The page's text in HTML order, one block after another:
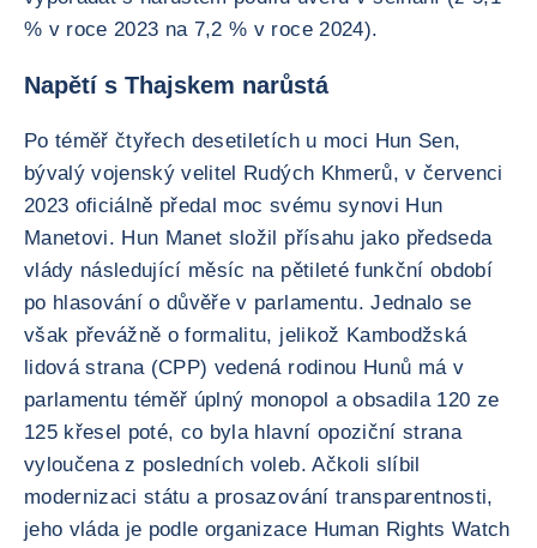
% v roce 2023 na 7,2 % v roce 2024).
Napětí s Thajskem narůstá
Po téměř čtyřech desetiletích u moci Hun Sen,
bývalý vojenský velitel Rudých Khmerů, v červenci
2023 oficiálně předal moc svému synovi Hun
Manetovi. Hun Manet složil přísahu jako předseda
vlády následující měsíc na pětileté funkční období
po hlasování o důvěře v parlamentu. Jednalo se
však převážně o formalitu, jelikož Kambodžská
lidová strana (CPP) vedená rodinou Hunů má v
parlamentu téměř úplný monopol a obsadila 120 ze
125 křesel poté, co byla hlavní opoziční strana
vyloučena z posledních voleb. Ačkoli slíbil
modernizaci státu a prosazování transparentnosti,
jeho vláda je podle organizace Human Rights Watch